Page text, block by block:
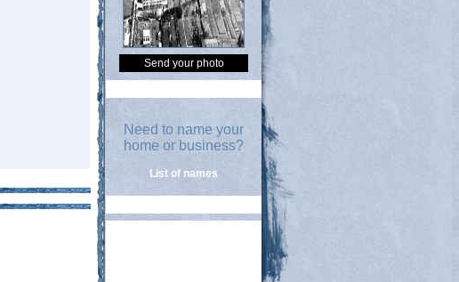
Send your photo
Need to name your
home or business?
List of names